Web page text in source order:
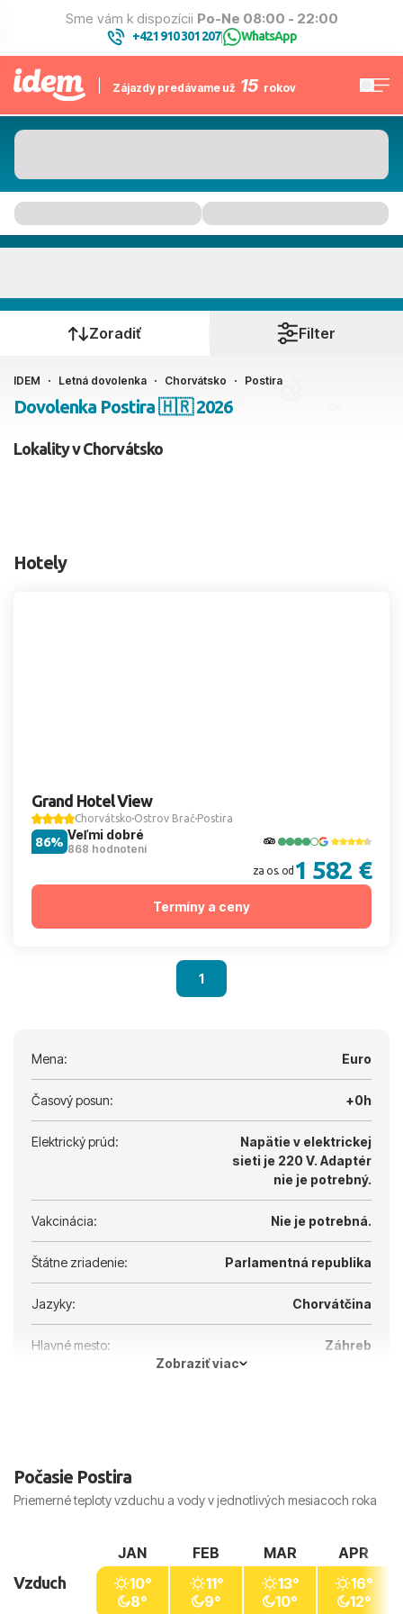
Sme vám k dispozícii Po-Ne 08:00 - 22:00
+421 910 301 207| WhatsApp
Zájazdy predávame už 15 rokov
Kedy cestujete?
Ako cestujete?
2 dospelí, 0 deti
Zoradiť Filter
IDEM Letná dovolenka Chorvátsko Postira
Dovolenka Postira 🇭🇷 2026
Lokality v Chorvátsko
Hotely
Grand Hotel View
Chorvátsko Ostrov Brač Postira
Veľmi dobré
868 hodnotení
86%
za os. od 1 582 €
Termíny a ceny
1
Mena: Euro
Časový posun: +0h
Elektrický prúd:
Napätie v elektrickej
sieti je 220 V. Adaptér
nie je potrebný.
Vakcinácia: Nie je potrebná.
Štátne zriadenie: Parlamentná republika
Jazyky: Chorvátčina
Hlavné mesto:
Záhreb
Zobraziť viac
Počasie Postira
Priemerné teploty vzduchu a vody v jednotlivých mesiacoch roka
Vzduch
JAN
10°
8°
FEB
11°
9°
MAR
13°
10°
APR
16°
12°